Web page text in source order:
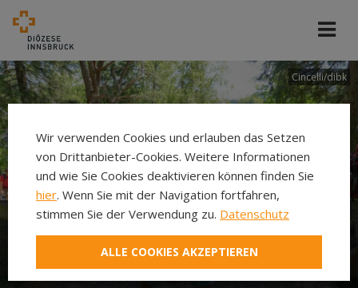
Cincelli/dibk
Neuer Pilgerweg Via
Laudato si’
Wir verwenden Cookies und erlauben das Setzen
von Drittanbieter-Cookies. Weitere Informationen
und wie Sie Cookies deaktivieren können finden Sie
hier. Wenn Sie mit der Navigation fortfahren,
stimmen Sie der Verwendung zu. Datenschutz
ALLE COOKIES AKZEPTIEREN